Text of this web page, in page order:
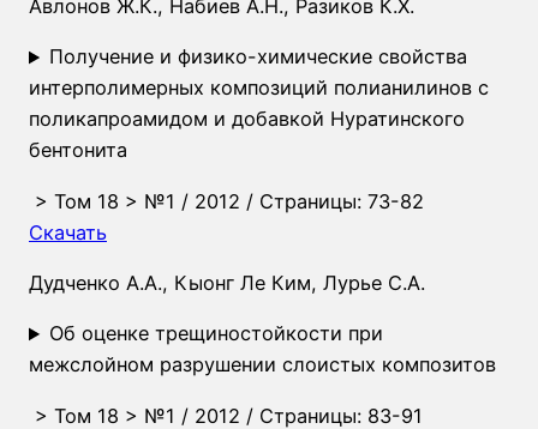
Авлонов Ж.К., Набиев А.Н., Разиков К.Х.
Получение и физико-химические свойства
интерполимерных композиций полианилинов с
поликапроамидом и добавкой Нуратинского
бентонита
> Том 18 > №1 / 2012 / Страницы: 73-82
Скачать
Дудченко А.А., Кыонг Ле Ким, Лурье С.А.
Об оценке трещиностойкости при
межслойном разрушении слоистых композитов
> Том 18 > №1 / 2012 / Страницы: 83-91